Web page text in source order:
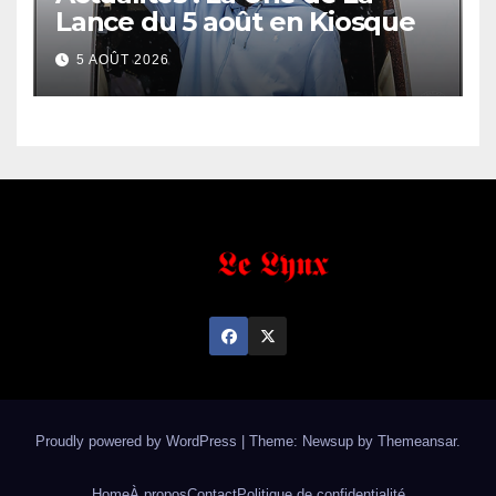
Lance du 5 août en Kiosque
5 AOÛT 2026
Proudly powered by WordPress Theme: Newsup by Themeansar.